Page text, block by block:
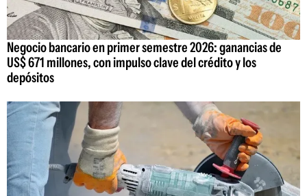
Negocio bancario en primer semestre 2026: ganancias de
US$ 671 millones, con impulso clave del crédito y los
depósitos